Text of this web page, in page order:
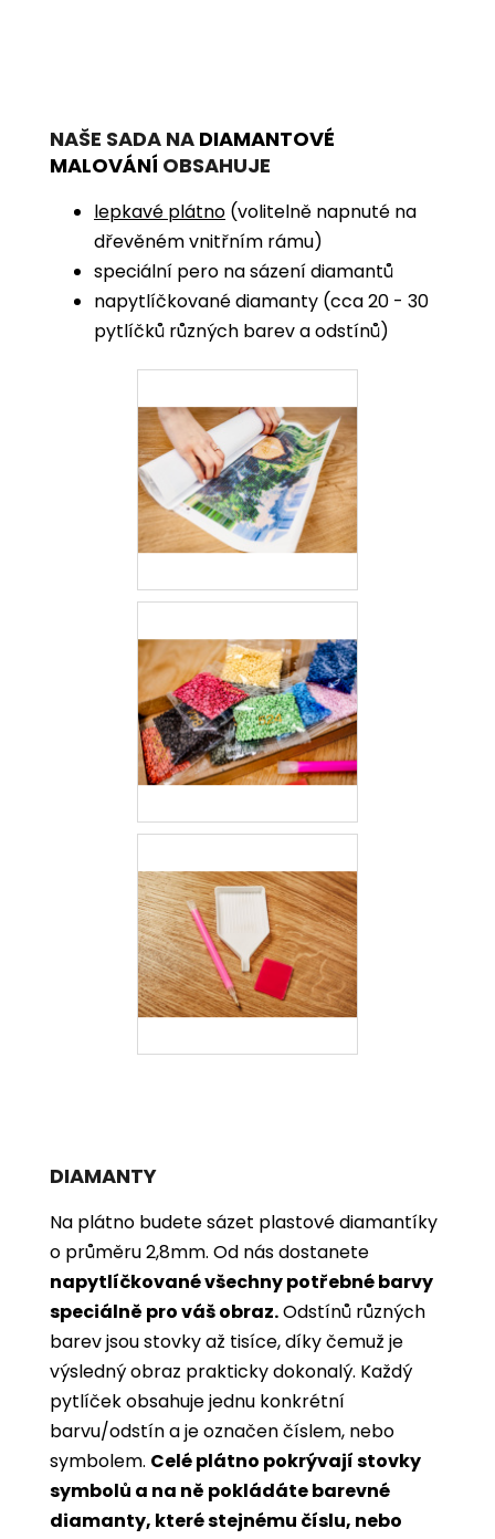
NAŠE SADA NA DIAMANTOVÉ
MALOVÁNÍ OBSAHUJE
lepkavé plátno (volitelně napnuté na
dřevěném vnitřním rámu)
speciální pero na sázení diamantů
napytlíčkované diamanty (cca 20 - 30
pytlíčků různých barev a odstínů)
DIAMANTY
Na plátno budete sázet plastové diamantíky
o průměru 2,8mm. Od nás dostanete
napytlíčkované všechny potřebné barvy
speciálně pro váš obraz.Odstínů různých
barev jsou stovky až tisíce, díky čemuž je
výsledný obraz prakticky dokonalý. Každý
pytlíček obsahuje jednu konkrétní
barvu/odstín a je označen číslem, nebo
symbolem. Celé plátno pokrývají stovky
symbolů a na ně pokládáte barevné
diamanty, které stejnému číslu, nebo